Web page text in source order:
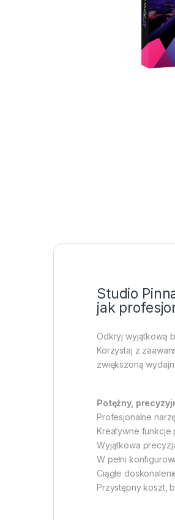
Studio
jak
Odkryj wyjątkową
Korzystaj z
zwiększoną
Potężny,
Profesjonalne
Kreatywne funkcje
Wyjątkowa
W pełni
Ciągłe
Przystępny koszt,